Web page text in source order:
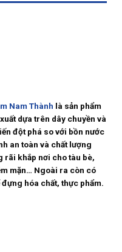
Nam Thành là sản phẩm
dựa trên dây chuyền và
đột phá so với bồn nước
an toàn và chất lượng
rãi khắp nơi cho tàu bè,
mặn… Ngoài ra còn có
hóa chất, thực phẩm.